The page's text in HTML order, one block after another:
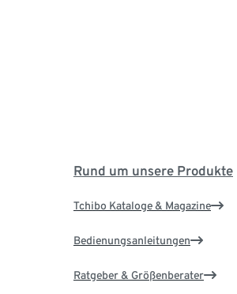
Rund um unsere Produkte
Tchibo Kataloge & Magazine
Bedienungsanleitungen
Ratgeber & Größenberater